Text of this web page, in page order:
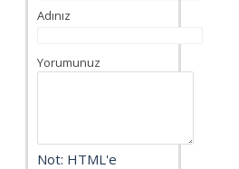
Adınız
Yorumunuz
Not: HTML'e